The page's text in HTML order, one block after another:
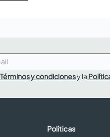
Términos y condicionesy la
Políticas